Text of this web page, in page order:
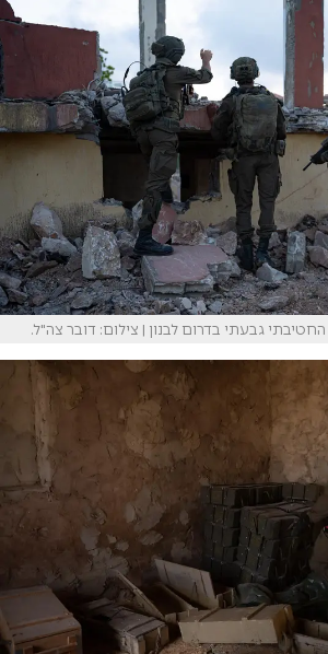
גבעתי בדרום לבנון | צילום: דובר צה"ל.